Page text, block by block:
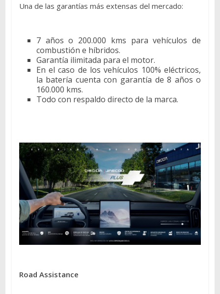
Una de las garantías más extensas del mercado:
7 años o 200.000 kms para vehículos de
combustión e híbridos.
Garantía ilimitada para el motor.
En el caso de los vehículos 100% eléctricos,
la batería cuenta con garantía de 8 años o
160.000 kms.
Todo con respaldo directo de la marca.
Road Assistance